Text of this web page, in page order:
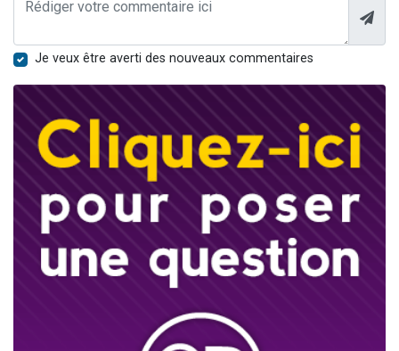
Je veux être averti des nouveaux commentaires